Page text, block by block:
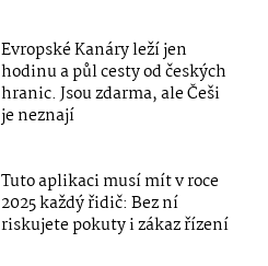
Evropské Kanáry leží jen
hodinu a půl cesty od českých
hranic. Jsou zdarma, ale Češi
je neznají
Tuto aplikaci musí mít v roce
2025 každý řidič: Bez ní
riskujete pokuty i zákaz řízení